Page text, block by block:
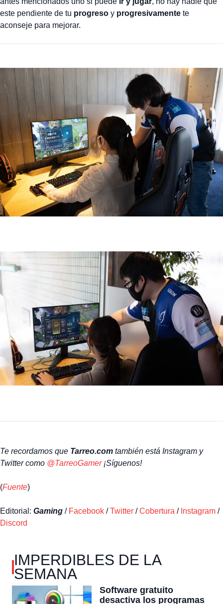
este pendiente de tu progreso y progresivamente te
aconseje para mejorar.
Te recordamos que Tarreo.com también está Instagram y
Twitter como @TarreoGamer¡Síguenos!
(Fuente)
Editorial: Gaming / Facebook /Twitter /Cobertura / Instagram /
Discord
IMPERDIBLES DE LA
SEMANA
Software gratuito
desactiva los programas